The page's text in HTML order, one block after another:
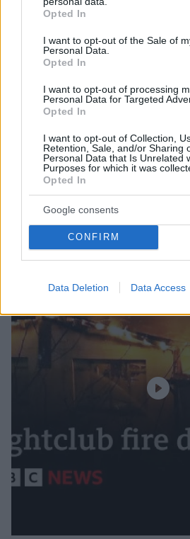
grant or deny consent to Google and
use your data for below specified
consent section.
Opted In
I want to opt-out of the Sale of
Personal Data.
Opted In
I want to opt-out of processing
Personal Data for Targeted
Opted In
I want to opt-out of Collection,
Retention, Sale, and/or Sharing
Personal Data that Is Unrelated
Purposes for which it was
Opted In
Google consents
CONFIRM
Data Deletion Data Access
σκοτώθηκαν τουλάχιστον 59
τραυματίστηκαν άλλοι 155.
«Όλοι άρχισαν να
“βγείτε έξω, βγείτε έξω!”»,
στο Reuters.
Το BBC γράφει πως υπήρχε
κατάλληλη για500 άτομα,
πόρτα στο πίσω μέρος του